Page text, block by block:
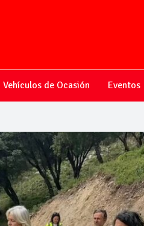
Vehículos de Ocasión Eventos